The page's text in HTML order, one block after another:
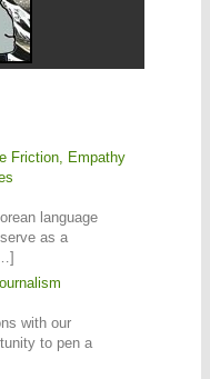
Friction, Empathy
language
as a
with our
to pen a